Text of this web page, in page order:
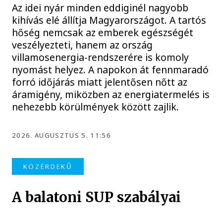
Az idei nyár minden eddiginél nagyobb
kihívás elé állítja Magyarországot. A tartós
hőség nemcsak az emberek egészségét
veszélyezteti, hanem az ország
villamosenergia-rendszerére is komoly
nyomást helyez. A napokon át fennmaradó
forró időjárás miatt jelentősen nőtt az
áramigény, miközben az energiatermelés is
nehezebb körülmények között zajlik.
2026. AUGUSZTUS 5. 11:56
KÖZÉRDEKŰ
A balatoni SUP szabályai